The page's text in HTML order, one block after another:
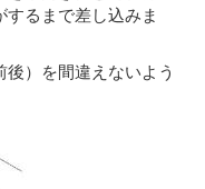
するまで差し込みま
後）を間違えないよう